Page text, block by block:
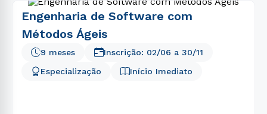
Engenharia de Software com
Métodos Ágeis
Especialização Início Imediato
9 meses Inscrição: 02/06 a 30/11